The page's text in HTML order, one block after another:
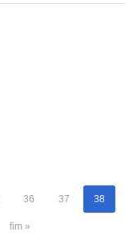
36 37 38
fim »